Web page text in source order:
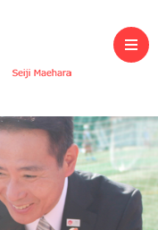
）